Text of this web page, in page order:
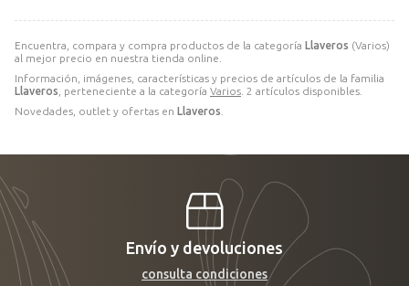
Encuentra, compara y compra productos de la categoría Llaveros (Varios)
al mejor precio en nuestra tienda online.
Información, imágenes, características y precios de artículos de la familia
Llaveros , perteneciente a la categoría Varios . 2 artículos disponibles.
Novedades, outlet y ofertas en Llaveros
Envío y devoluciones
consulta condiciones